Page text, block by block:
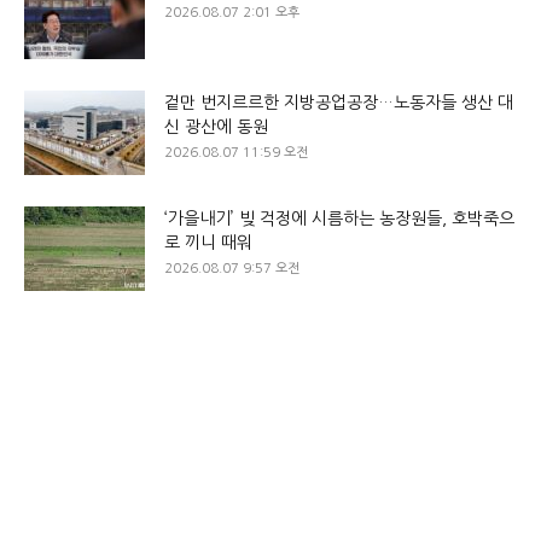
2026.08.07 2:01 오후
겉만 번지르르한 지방공업공장…노동자들 생산 대
신 광산에 동원
2026.08.07 11:59 오전
‘가을내기’ 빚 걱정에 시름하는 농장원들, 호박죽으
로 끼니 때워
2026.08.07 9:57 오전